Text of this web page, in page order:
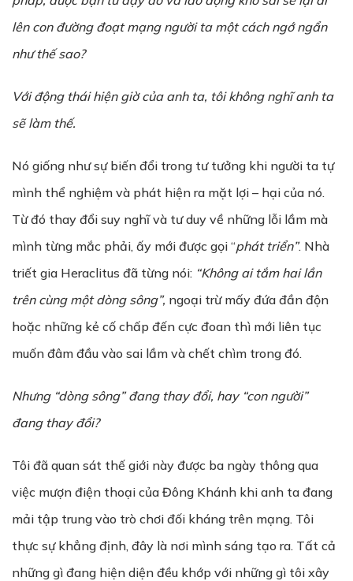
lên con đường đoạt mạng người ta một cách ngớngẩn
nhưthếsao?
Với động thái hiện giờcủa anh ta, tôi không nghĩ anh ta
sẽlàm thế.
Nó giống như sự biến đổi trong tư tưởng khi người ta tự
mình thể nghiệm và phát hiện ra mặt lợi – hại của nó.
Từ đó thay đổi suy nghĩ và tư duy về những lỗi lầm mà
mình từng mắc phải, ấy mới được gọi “phát triển”. Nhà
triết gia Heraclitus đã từng nói: “Không ai tắm hai lần
trên cùng một dòng sông”, ngoại trừ mấy đứa đần độn
hoặc những kẻ cố chấp đến cực đoan thì mới liên tục
muốn đâm đầu vào sai lầm và chết chìm trong đó.
Nhưng “dòng sông” đang thay đổi, hay “con người”
đang thay đổi?
Tôi đã quan sát thế giới này được ba ngày thông qua
việc mượn điện thoại của Đông Khánh khi anh ta đang
mải tập trung vào trò chơi đối kháng trên mạng. Tôi
thực sự khẳng định, đây là nơi mình sáng tạo ra. Tất cả
những gì đang hiện diện đều khớp với những gì tôi xây